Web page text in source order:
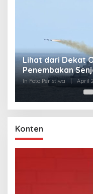
Lihat dari Dekat
Penembakan
In Foto Peristiwa April
Konten